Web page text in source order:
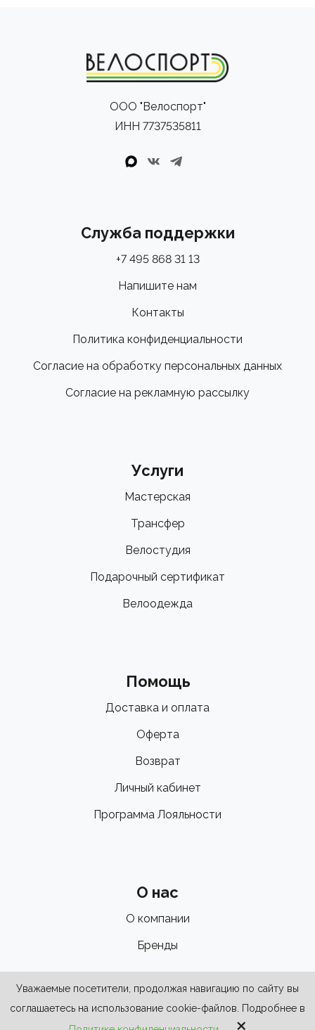
ООО "Велоспорт"
ИНН 7737535811
Служба поддержки
+7 495 868 31 13
Напишите нам
Контакты
Политика конфиденциальности
Согласие на обработку персональных данных
Согласие на рекламную рассылку
Услуги
Мастерская
Трансфер
Велостудия
Подарочный сертификат
Велоодежда
Помощь
Доставка и оплата
Оферта
Возврат
Личный кабинет
Программа Лояльности
О нас
О компании
Бренды
Уважаемые посетители, продолжая навигацию по сайту вы
соглашаетесь на использование cookie-файлов. Подробнее в
×